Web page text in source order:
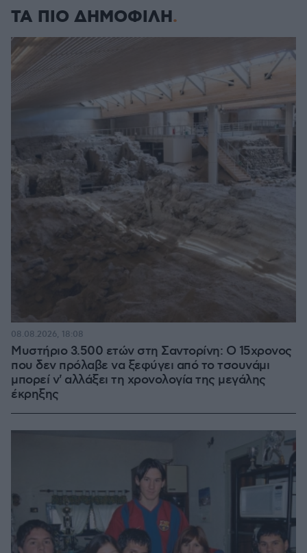
ΤΑ ΠΙΟ ΔΗΜΟΦΙΛΗ
Μυστήριο 3.500 ετών στη Σαντορίνη: Ο 15χρονος
που δεν πρόλαβε να ξεφύγει από το τσουνάμι
μπορεί ν' αλλάξει τη χρονολογία της μεγάλης
έκρηξης
08.08.2026, 18:08